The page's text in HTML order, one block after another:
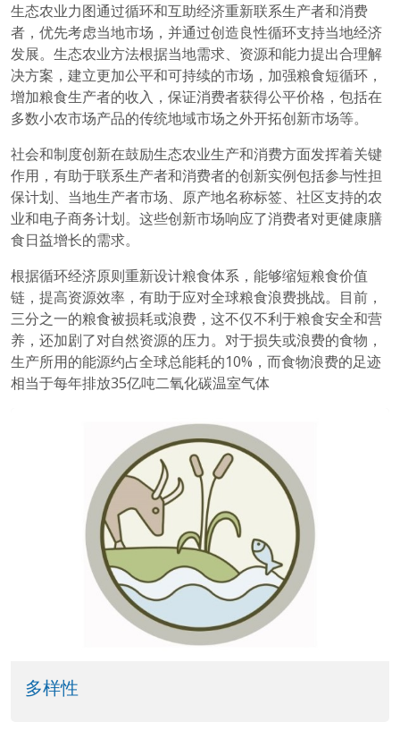
生态农业力图通过循环和互助经济重新联系生产者和消费
者，优先考虑当地市场，并通过创造良性循环支持当地经济
发展。生态农业方法根据当地需求、资源和能力提出合理解
决方案，建立更加公平和可持续的市场，加强粮食短循环，
增加粮食生产者的收入，保证消费者获得公平价格，包括在
多数小农市场产品的传统地域市场之外开拓创新市场等。
社会和制度创新在鼓励生态农业生产和消费方面发挥着关键
作用，有助于联系生产者和消费者的创新实例包括参与性担
保计划、当地生产者市场、原产地名称标签、社区支持的农
业和电子商务计划。这些创新市场响应了消费者对更健康膳
食日益增长的需求。
根据循环经济原则重新设计粮食体系，能够缩短粮食价值
链，提高资源效率，有助于应对全球粮食浪费挑战。目前，
三分之一的粮食被损耗或浪费，这不仅不利于粮食安全和营
养，还加剧了对自然资源的压力。对于损失或浪费的食物，
生产所用的能源约占全球总能耗的10%，而食物浪费的足迹
相当于每年排放35亿吨二氧化碳温室气体
多样性